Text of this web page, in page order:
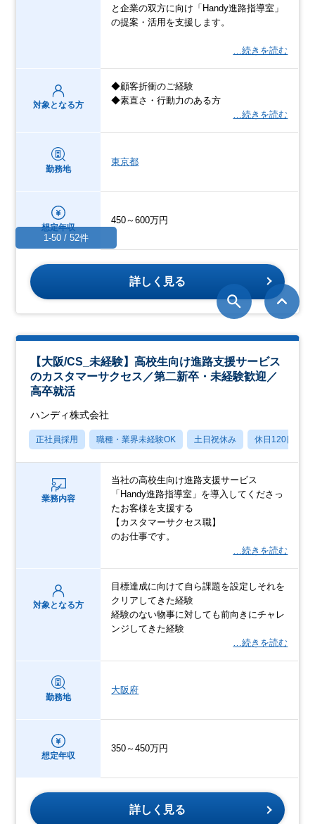
と企業の双方に向け「Handy進路指導室」
の提案・活用を支援します。
…続きを読む
対象となる方
◆顧客折衝のご経験
◆素直さ・行動力のある方
…続きを読む
勤務地
東京都
想定年収
450～600万円
詳しく見る
【大阪/CS_未経験】高校生向け進路支援サービス
のカスタマーサクセス／第二新卒・未経験歓迎／
高卒就活
ハンディ株式会社
正社員採用 職種・業界未経験OK 土日祝休み 休日120日以上
業務内容
当社の高校生向け進路支援サービス
「Handy進路指導室」を導入してくださっ
たお客様を支援する
【カスタマーサクセス職】
のお仕事です。
…続きを読む
対象となる方
目標達成に向けて自ら課題を設定しそれを
クリアしてきた経験
経験のない物事に対しても前向きにチャレ
ンジしてきた経験
…続きを読む
勤務地
大阪府
想定年収
350～450万円
詳しく見る
1-50 / 52件